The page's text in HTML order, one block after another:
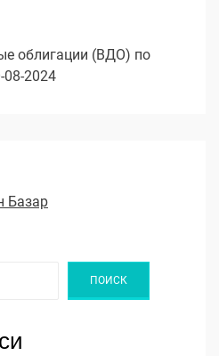
облигации (ВДО) по
08-2024
Базар
ПОИСК